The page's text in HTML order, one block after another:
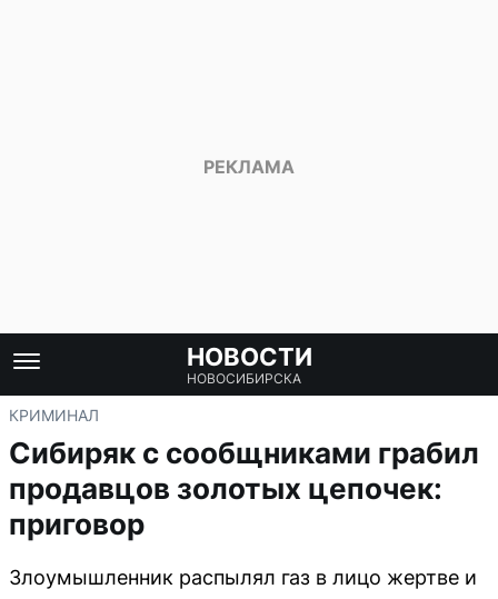
НОВОСТИ
НОВОСИБИРСКА
КРИМИНАЛ
Сибиряк с сообщниками грабил
продавцов золотых цепочек:
приговор
Злоумышленник распылял газ в лицо жертве и